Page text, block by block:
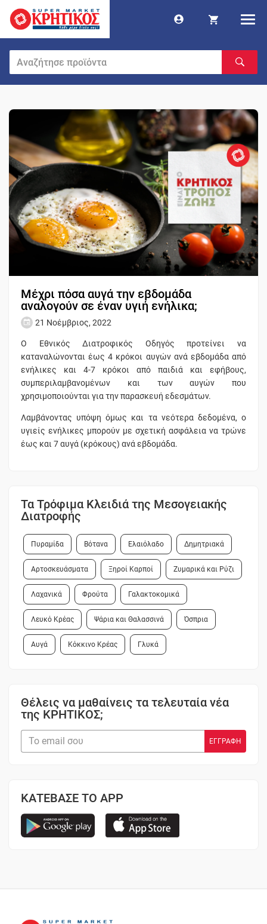
Μέχρι πόσα αυγά την εβδομάδα
αναλογούν σε έναν υγιή ενήλικα;
21 Νοέμβριος, 2022
Ο Εθνικός Διατροφικός Οδηγός προτείνει να
καταναλώνονται έως 4 κρόκοι αυγών ανά εβδομάδα από
ενήλικες και 4-7 κρόκοι από παιδιά και εφήβους,
συμπεριλαμβανομένων και των αυγών που
χρησιμοποιούνται για την παρασκευή εδεσμάτων.
Λαμβάνοντας υπόψη όμως και τα νεότερα δεδομένα, ο
υγιείς ενήλικες μπορούν με σχετική ασφάλεια να τρώνε
έως και 7 αυγά (κρόκους) ανά εβδομάδα.
Τα Τρόφιμα Κλειδιά της Μεσογειακής
Διατροφής
Πυραμίδα Βότανα Ελαιόλαδο Δημητριακά
Αρτοσκευάσματα Ξηροί Καρποί Ζυμαρικά και Ρύζι
Λαχανικά Φρούτα Γαλακτοκομικά
Λευκό Κρέας Ψάρια και Θαλασσινά Όσπρια
Αυγά Κόκκινο Κρέας Γλυκά
Θέλεις να μαθαίνεις τα τελευταία νέα
της ΚΡΗΤΙΚΟΣ;
ΚΑΤΕΒΑΣΕ ΤΟ APP